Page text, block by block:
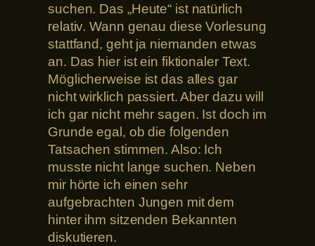
suchen. Das „Heute“ ist natürlich
relativ. Wann genau diese Vorlesung
stattfand, geht ja niemanden etwas
an. Das hier ist ein fiktionaler Text.
Möglicherweise ist das alles gar
nicht wirklich passiert. Aber dazu will
ich gar nicht mehr sagen. Ist doch im
Grunde egal, ob die folgenden
Tatsachen stimmen. Also: Ich
musste nicht lange suchen. Neben
mir hörte ich einen sehr
aufgebrachten Jungen mit dem
hinter ihm sitzenden Bekannten
diskutieren.